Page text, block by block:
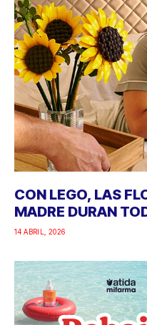
CON LEGO, LAS
MADRE DURAN
14 ABRIL, 2026